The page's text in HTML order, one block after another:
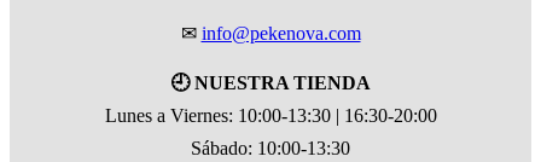
✉ info@pekenova.com
🕘 NUESTRA TIENDA
Lunes a Viernes: 10:00-13:30 | 16:30-20:00
Sábado: 10:00-13:30